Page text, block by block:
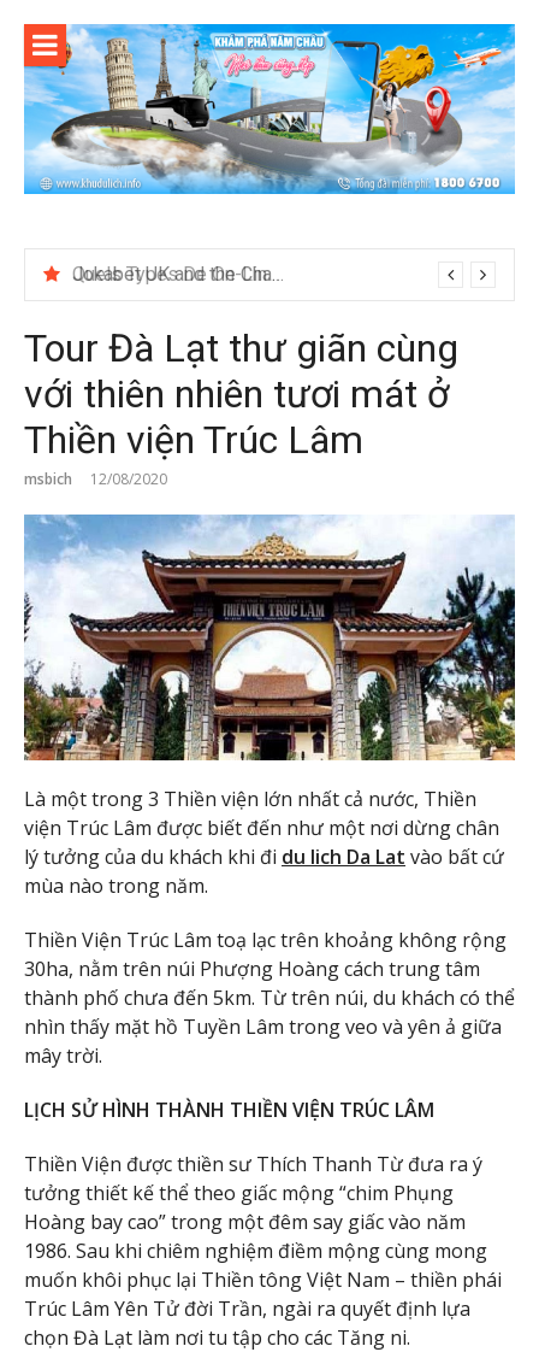
content
Quels Types De On-Line Cosh Plot Sack 1 Swordplay At BetUS jetonrouge-france.fr marché européen Get Started
Tour Đà Lạt thư giãn cùng
với thiên nhiên tươi mát ở
Thiền viện Trúc Lâm
msbich 12/08/2020
Là một trong 3 Thiền viện lớn nhất cả nước, Thiền
viện Trúc Lâm được biết đến như một nơi dừng chân
lý tưởng của du khách khi đi du lich Da Lat vào bất cứ
mùa nào trong năm.
Thiền Viện Trúc Lâm toạ lạc trên khoảng không rộng
30ha, nằm trên núi Phượng Hoàng cách trung tâm
thành phố chưa đến 5km. Từ trên núi, du khách có thể
nhìn thấy mặt hồ Tuyền Lâm trong veo và yên ả giữa
mây trời.
LỊCH SỬ HÌNH THÀNH THIỀN VIỆN TRÚC LÂM
Thiền Viện được thiền sư Thích Thanh Từ đưa ra ý
tưởng thiết kế thể theo giấc mộng “chim Phụng
Hoàng bay cao” trong một đêm say giấc vào năm
1986. Sau khi chiêm nghiệm điềm mộng cùng mong
muốn khôi phục lại Thiền tông Việt Nam – thiền phái
Trúc Lâm Yên Tử đời Trần, ngài ra quyết định lựa
chọn Đà Lạt làm nơi tu tập cho các Tăng ni.